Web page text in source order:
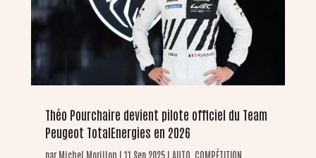
Théo Pourchaire devient pilote officiel du Team
Peugeot TotalEnergies en 2026
par Michel Morillon 11 Sep 2025| AUTO COMPÉTITION